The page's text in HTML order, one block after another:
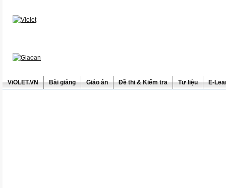
ViOLET.VN Bài giảng Giáo án Đề thi & Kiểm tra Tư liệu E-